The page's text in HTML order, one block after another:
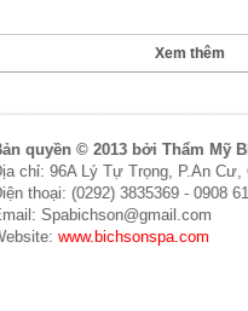
Xem thêm
quyền © 2013 bởi Thẩm Mỹ
chỉ: 96A Lý Tự Trọng, P.An Cư,
thoại: (0292) 3835369 - 0908
Spabichson@gmail.com
www.bichsonspa.com